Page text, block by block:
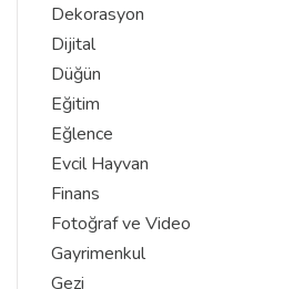
Dekorasyon
Dijital
Düğün
Eğitim
Eğlence
Evcil Hayvan
Finans
Fotoğraf ve Video
Gayrimenkul
Gezi